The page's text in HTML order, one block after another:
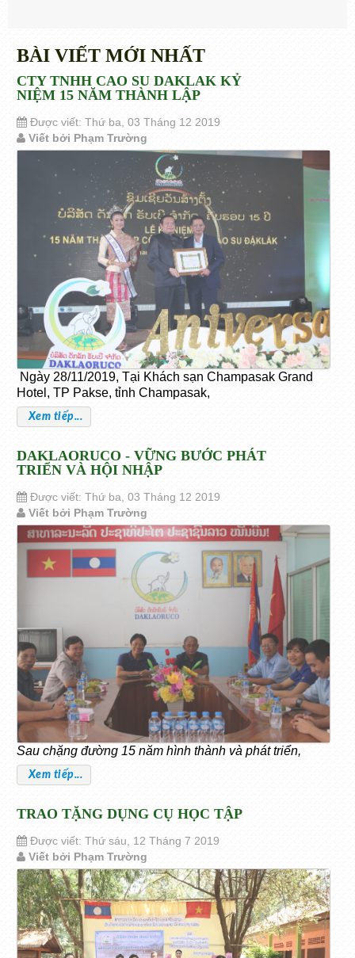
BÀI VIẾT MỚI NHẤT
CTY TNHH CAO SU DAKLAK KỶ
NIỆM 15 NĂM THÀNH LẬP
Được viết: Thứ ba, 03 Tháng 12 2019
Viết bởi Phạm Trường
Ngày 28/11/2019, Tại Khách sạn Champasak Grand
Hotel, TP Pakse, tỉnh Champasak,
Xem tiếp...
DAKLAORUCO - VỮNG BƯỚC PHÁT
TRIỂN VÀ HỘI NHẬP
Được viết: Thứ ba, 03 Tháng 12 2019
Viết bởi Phạm Trường
Sau chặng đường 15 năm hình thành và phát triển,
Xem tiếp...
TRAO TẶNG DỤNG CỤ HỌC TẬP
Được viết: Thứ sáu, 12 Tháng 7 2019
Viết bởi Phạm Trường